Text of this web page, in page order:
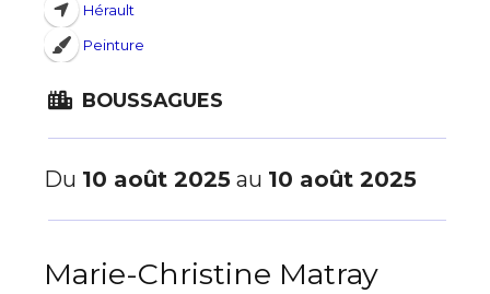
Hérault
Peinture
BOUSSAGUES
Du 10 août 2025 au 10 août 2025
Marie-Christine Matray